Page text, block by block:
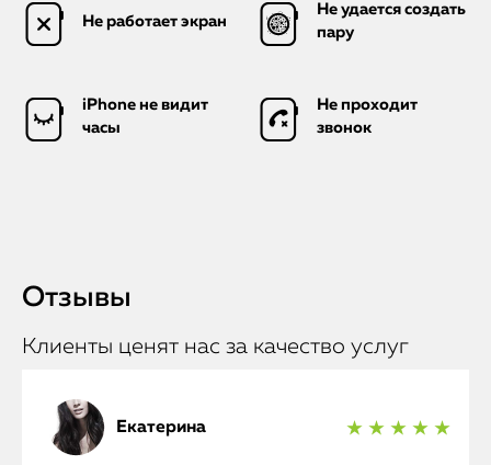
Не работает экран
Не удается создать
пару
iPhone не видит
часы
Не проходит
звонок
Отзывы
Клиенты ценят нас за качество услуг
Екатерина ★ ★ ★ ★ ★